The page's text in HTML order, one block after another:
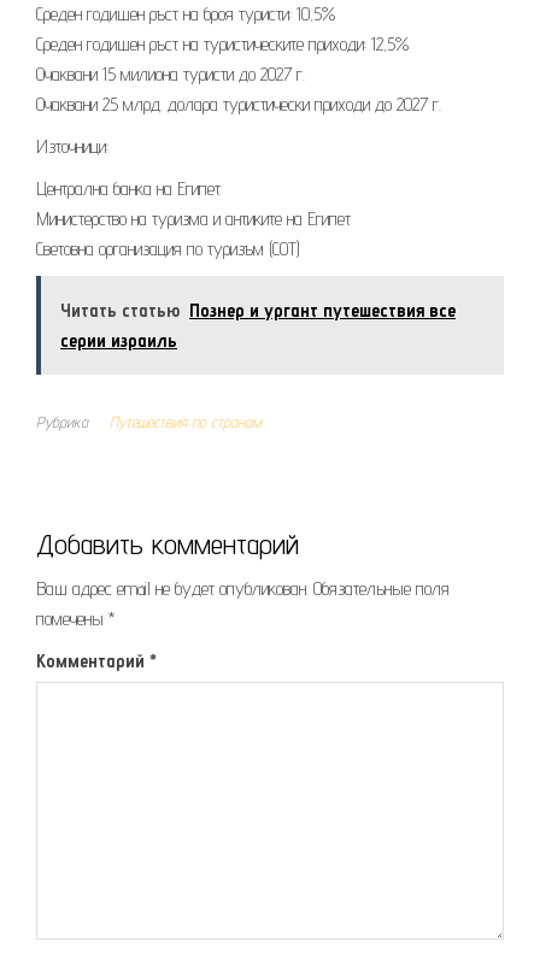
Среден годишен ръст на броя туристи: 10,5%
Среден годишен ръст на туристическите приходи: 12,5%
Очаквани 15 милиона туристи до 2027 г.
Очаквани 25 млрд. долара туристически приходи до 2027 г.
Източници:
Централна банка на Египет
Министерство на туризма и антиките на Египет
Световна организация по туризъм (СОТ)
Читать статью Познер и ургант путешествия все
серии израиль
Рубрика Путешествия по странам
Добавить комментарий
Ваш адрес email не будет опубликован. Обязательные поля
помечены *
Комментарий *